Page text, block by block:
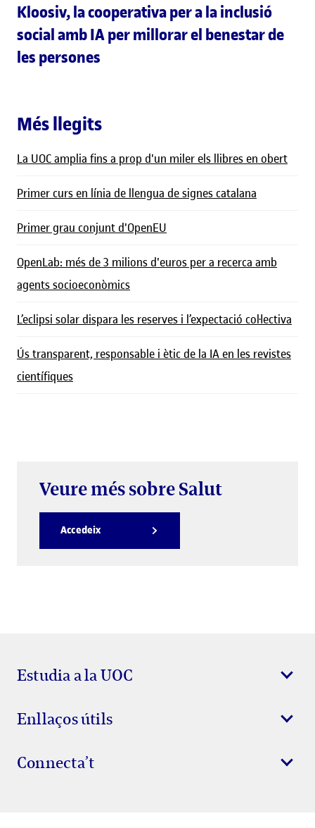
Kloosiv, la cooperativa per a la inclusió
social amb IA per millorar el benestar de
les persones
Més llegits
La UOC amplia fins a prop d'un miler els llibres en obert
Primer curs en línia de llengua de signes catalana
Primer grau conjunt d'OpenEU
OpenLab: més de 3 milions d'euros per a recerca amb
agents socioeconòmics
L’eclipsi solar dispara les reserves i l’expectació col·lectiva
Ús transparent, responsable i ètic de la IA en les revistes
científiques
Veure més sobre Salut
Accedeix
Estudia a la UOC
Enllaços útils
Connecta’t